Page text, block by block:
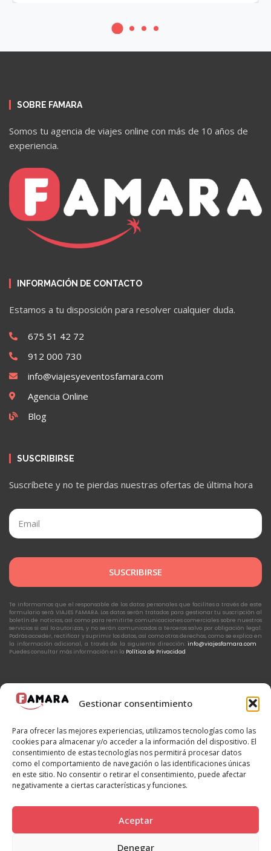
Gestionar consentimiento
Para ofrecer las mejores experiencias, utilizamos tecnologías como las
cookies para almacenar y/o acceder a la información del dispositivo. El
consentimiento de estas tecnologías nos permitirá procesar datos
como el comportamiento de navegación o las identificaciones únicas
en este sitio. No consentir o retirar el consentimiento, puede afectar
negativamente a ciertas características y funciones.
Aceptar
Denegar
SOBRE FAMARA
Somos tu agencia de viajes online con más de 10 años de
experiencia.
INFORMACIÓN DE CONTACTO
Estamos a tu disposición para resolver cualquier duda.
675 51 42 72
912 000 730
info@viajesyeventosfamara.com
Agencia Online
Blog
SUSCRIBIRSE
Suscríbete y no te pierdas nuestras ofertas de última hora
SUSCRIBIRSE
Te informamos que el responsable de los datos personales que facilites a través de este
formulario será VIAJES FAMARA. Los datos serán tratados para gestionar tu suscripción al
boletín de noticias, así como para remitirte comunicaciones comerciales sobre nuestros
servicios si así lo autorizas, y no serán comunicados a terceros salvo por obligación legal.
Podrás acceder, rectificar y suprimir los datos, así como otros derechos, como se explica en
la información adicional, a través de la siguiente dirección:info@viajesfamara.com
Puedes consultar más información en la Política de Privacidad
Politica de privacidad Aviso legal Política de Cookies
Política de CancelaciónLeer antes de viajar
CICMA 2544
Bases concurso Marrakech